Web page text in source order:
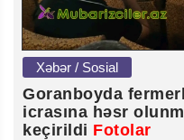
Xəbər / Sosial
Goranboyda
icrasına həsr
keçirildi Fotolar